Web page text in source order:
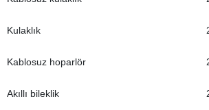
Kulaklık
Kablosuz hoparlör
Akıllı bileklik